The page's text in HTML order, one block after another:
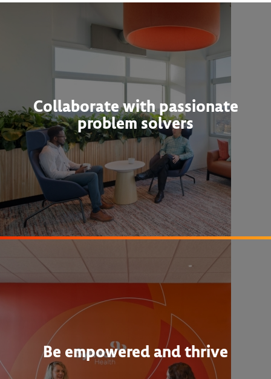
Collaborate with passionate
problem solvers
Be empowered and thrive